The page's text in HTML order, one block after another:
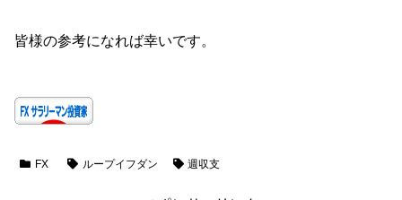
皆様の参考になれば幸いです。
FX ループイフダン 週収支